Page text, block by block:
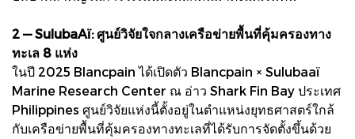
2 — SulubaAï: ศูนย์วิจัยใจกลางเครือข่ายพื้นที่คุ้มครองทาง
ทะเล 8 แห่ง
ในปี 2025 Blancpain ได้เปิดตัว Blancpain × Sulubaaï
Marine Research Center ณ อ่าว Shark Fin Bay ประเทศ
Philippines ศูนย์วิจัยแห่งนี้ตั้งอยู่ในตำแหน่งยุทธศาสตร์ใกล้
กับเครือข่ายพื้นที่คุ้มครองทางทะเลที่ได้รับการจัดตั้งขึ้นด้วย